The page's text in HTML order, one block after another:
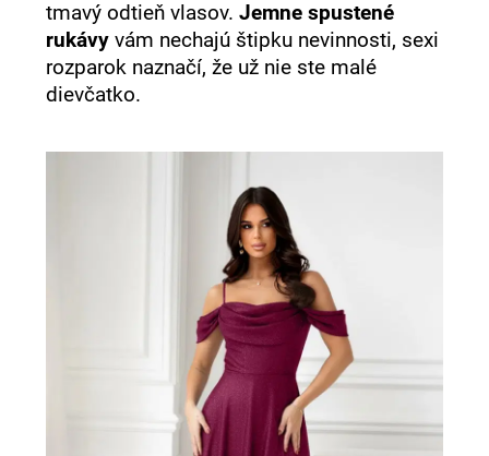
tmavý odtieň vlasov.Jemne spustené
rukávy vám nechajú štipku nevinnosti, sexi
rozparok naznačí, že už nie ste malé
dievčatko.